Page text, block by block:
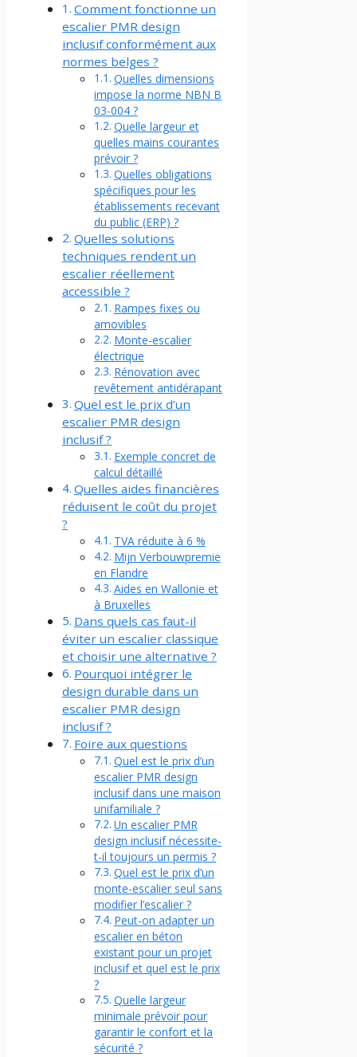
Comment fonctionne un
escalier PMR design
inclusif conformément aux
normes belges ?
Quelles dimensions
impose la norme NBN B
03-004 ?
Quelle largeur et
quelles mains courantes
prévoir ?
Quelles obligations
spécifiques pour les
établissements recevant
du public (ERP) ?
Quelles solutions
techniques rendent un
escalier réellement
accessible ?
Rampes fixes ou
amovibles
Monte-escalier
électrique
Rénovation avec
revêtement antidérapant
Quel est le prix d’un
escalier PMR design
inclusif ?
Exemple concret de
calcul détaillé
Quelles aides financières
réduisent le coût du projet
?
TVA réduite à 6 %
Mijn Verbouwpremie
en Flandre
Aides en Wallonie et
à Bruxelles
Dans quels cas faut-il
éviter un escalier classique
et choisir une alternative ?
Pourquoi intégrer le
design durable dans un
escalier PMR design
inclusif ?
Foire aux questions
Quel est le prix d’un
escalier PMR design
inclusif dans une maison
unifamiliale ?
Un escalier PMR
design inclusif nécessite-
t-il toujours un permis ?
Quel est le prix d’un
monte-escalier seul sans
modifier l’escalier ?
Peut-on adapter un
escalier en béton
existant pour un projet
inclusif et quel est le prix
?
Quelle largeur
minimale prévoir pour
garantir le confort et la
sécurité ?